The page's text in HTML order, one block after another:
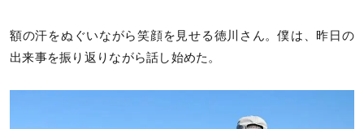
額の汗をぬぐいながら笑顔を見せる徳川さん。僕は、昨日の
出来事を振り返りながら話し始めた。